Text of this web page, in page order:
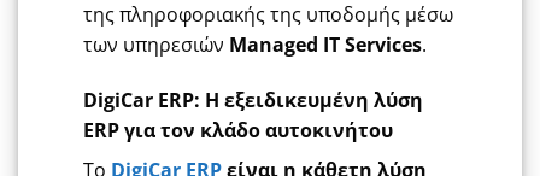
της πληροφοριακής της υποδομής μέσω
των υπηρεσιών Managed IT Services.
DigiCar ERP: Η εξειδικευμένη λύση
ERP για τον κλάδο αυτοκινήτου
Το DigiCar ERPείναι η κάθετη λύση